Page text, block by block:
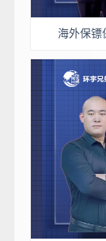
海外保镖